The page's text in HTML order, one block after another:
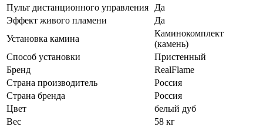
Пульт дистанционного управления
Да
Эффект живого пламени
Да
Установка камина
Каминокомплект
(камень)
Способ установки
Пристенный
Бренд
RealFlame
Страна производитель
Россия
Страна бренда
Россия
Цвет
белый дуб
Вес
58 кг